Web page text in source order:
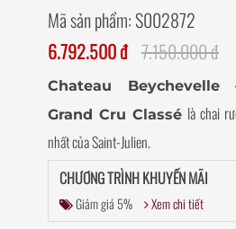
Mã sản phẩm: S002872
6.792.500 đ 7.150.000 đ
Chateau
Grand Cru Classé là chai
nhất của Saint-Julien.
CHƯƠNG TRÌNH KHUYẾN MÃI
Giảm giá 5%
Xem chi tiết